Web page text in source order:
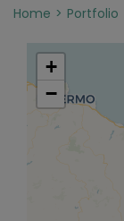
Home Portfolio
+
−